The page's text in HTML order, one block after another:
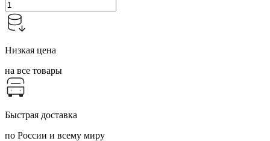
Низкая цена
на все товары
Быстрая доставка
по России и всему миру